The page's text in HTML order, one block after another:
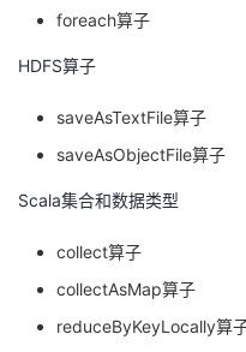
foreach算子
HDFS算子
saveAsTextFile算子
saveAsObjectFile算子
Scala集合和数据类型
collect算子
collectAsMap算子
reduceByKeyLocally算